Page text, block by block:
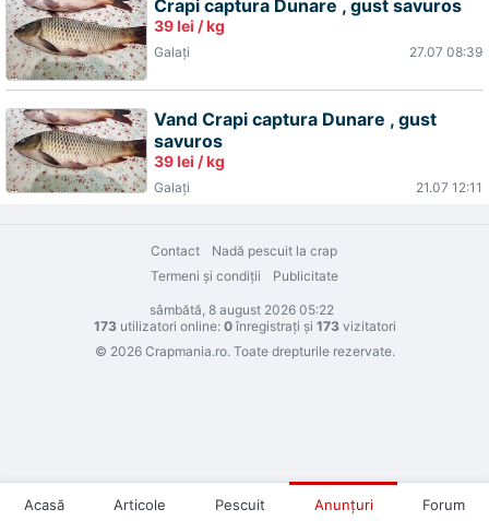
Crapi captura Dunare , gust savuros
39 lei / kg
Galaţi 27.07 08:39
Vand Crapi captura Dunare , gust
savuros
39 lei / kg
Galaţi 21.07 12:11
Contact
Nadă pescuit la crap
Termeni şi condiţii
Publicitate
sâmbătă, 8 august 2026 05:22
173utilizatori online: 0înregistraţi şi 173vizitatori
© 2026 Crapmania.ro. Toate drepturile rezervate.
Acasă Articole Pescuit Anunţuri Forum